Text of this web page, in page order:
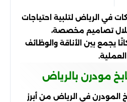
في الرياض لتلبية احتياجات
تصاميم مخصصة،
يجمع بين الأناقة والوظائف
العملية.
مودرن بالرياض
المودرن في الرياض من أبرز